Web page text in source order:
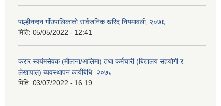
पाल्हीनन्दन गाँउपालिकाको सार्वजनिक खरिद नियमावली, २०७६
मिति: 05/05/2022 - 12:41
करार स्वयंमसेवक (मौलाना/आलिमा) तथा कर्मचारी (बिद्यालय सहयोगी र
लेखापाल) ब्यवस्थापन कार्यबिधि–२०७८
मिति: 03/07/2022 - 16:19